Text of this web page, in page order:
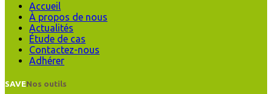
Accueil
À propos de nous
Actualités
Étude de cas
Contactez-nous
Adhérer
SAVENos outils